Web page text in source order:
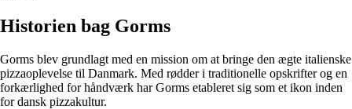
Historien bag Gorms
Gorms blev grundlagt med en mission om at bringe den ægte italienske
pizzaoplevelse til Danmark. Med rødder i traditionelle opskrifter og en
forkærlighed for håndværk har Gorms etableret sig som et ikon inden
for dansk pizzakultur.